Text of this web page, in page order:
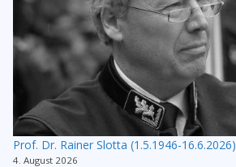
Prof. Dr. Rainer Slotta (1.5.1946-16.6.2026)
4. August 2026